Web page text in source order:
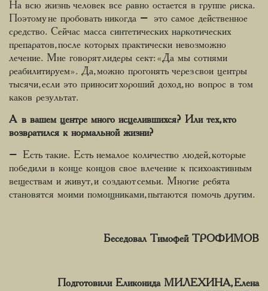
На всю жизнь человек все равно остается в группе риска.
Поэтому не пробовать никогда – это самое действенное
средство. Сейчас масса синтетических наркотических
препаратов, после которых практически невозможно
лечение. Мне говорят лидеры сект: «Да мы сотнями
реабилитируем». Да, можно прогонять через свои центры
тысячи, если это приносит хороший доход, но вопрос в том
каков результат.
А в вашем центре много исцелившихся? Или тех, кто
возвратился к нормальной жизни?
– Есть такие. Есть немалое количество людей, которые
победили в конце концов свое влечение к психоактивным
веществам и живут, и создают семьи. Многие ребята
становятся моими помощниками, пытаются помочь другим.
Беседовал Тимофей ТРОФИМОВ
Подготовили Еликонида МИЛЕХИНА, Елена